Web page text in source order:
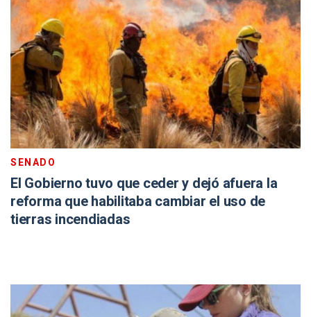
SENADO
El Gobierno tuvo que ceder y dejó afuera la
reforma que habilitaba cambiar el uso de
tierras incendiadas